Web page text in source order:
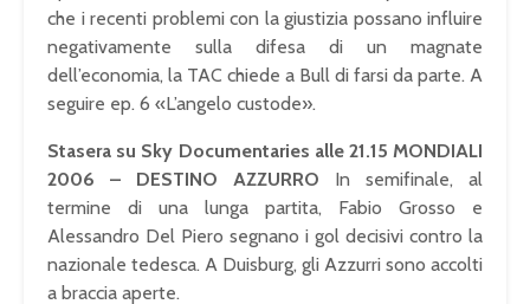
che i recenti problemi con la giustizia possano influire
negativamente sulla difesa di un magnate
dell’economia, la TAC chiede a Bull di farsi da parte. A
seguire ep. 6 «L’angelo custode».
Stasera su Sky Documentaries alle 21.15 MONDIALI
2006 – DESTINO AZZURRO In semifinale, al
termine di una lunga partita, Fabio Grosso e
Alessandro Del Piero segnano i gol decisivi contro la
nazionale tedesca. A Duisburg, gli Azzurri sono accolti
a braccia aperte.